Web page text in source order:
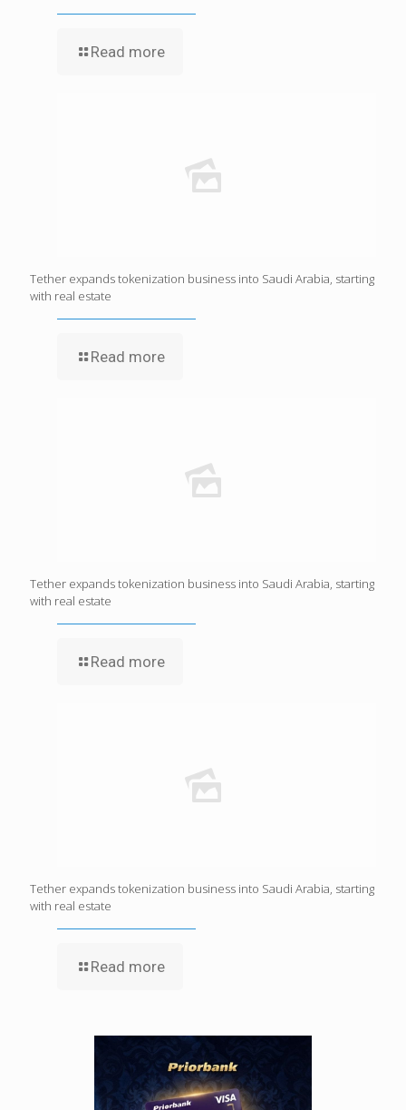
Read more
Tether expands tokenization business into Saudi Arabia, starting
with real estate
Read more
Tether expands tokenization business into Saudi Arabia, starting
with real estate
Read more
Tether expands tokenization business into Saudi Arabia, starting
with real estate
Read more